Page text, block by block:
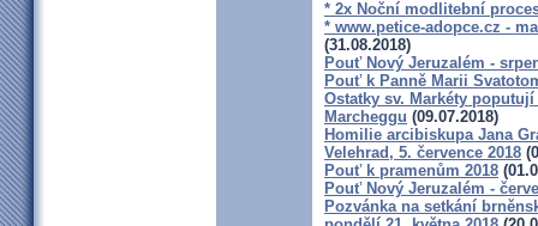
* 2x Noční modlitební
* www.petice-adopce.cz -
(31.08.2018)
Pouť Nový Jeruzalém -
Pouť k Panně Marii
Ostatky sv. Markéty
Marcheggu (09.07.2018)
Homilie arcibiskupa Jana
Velehrad, 5. července 2018
Pouť k pramenům 2018
Pouť Nový Jeruzalém -
Pozvánka na setkání